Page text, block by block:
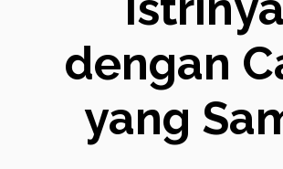
dengan
yang